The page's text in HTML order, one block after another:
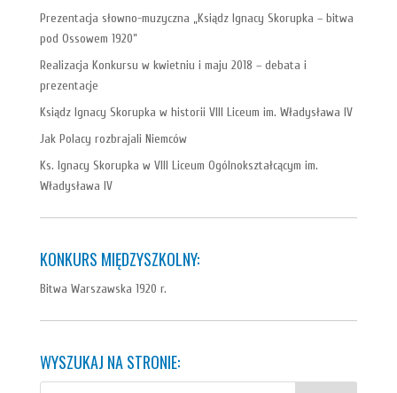
Prezentacja słowno-muzyczna „Ksiądz Ignacy Skorupka – bitwa
pod Ossowem 1920”
Realizacja Konkursu w kwietniu i maju 2018 – debata i
prezentacje
Ksiądz Ignacy Skorupka w historii VIII Liceum im. Władysława IV
Jak Polacy rozbrajali Niemców
Ks. Ignacy Skorupka w VIII Liceum Ogólnokształcącym im.
Władysława IV
KONKURS MIĘDZYSZKOLNY:
Bitwa Warszawska 1920 r.
WYSZUKAJ NA STRONIE: